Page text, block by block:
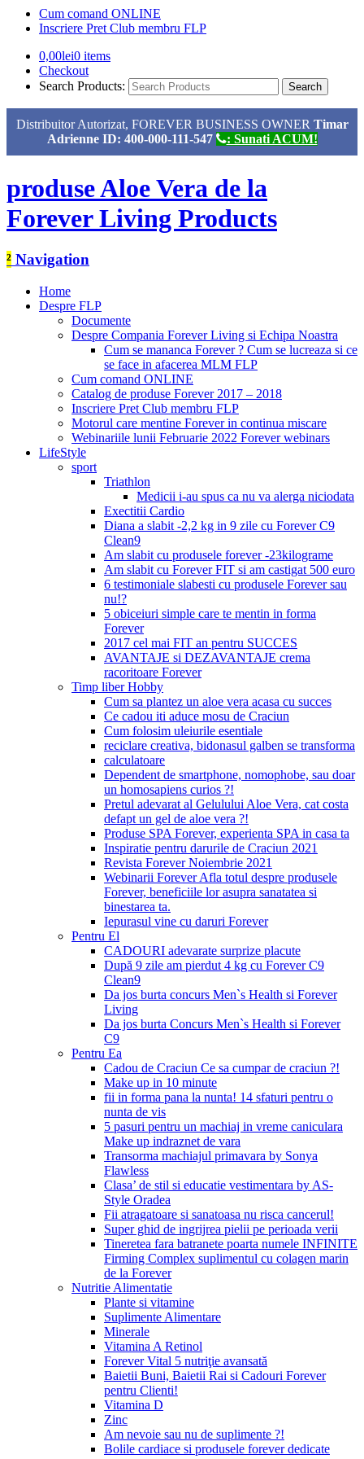
Cum comand ONLINE
Inscriere Pret Club membru FLP
0,00lei0 items
Checkout
Search Products:
Distribuitor Autorizat, FOREVER BUSINESS OWNER Timar
Adrienne ID: 400-000-111-547
: Sunati ACUM!
produse Aloe Vera de la
Forever Living Products
² Navigation
Home
Despre FLP
Documente
Despre Compania Forever Living si Echipa Noastra
Cum se mananca Forever ? Cum se lucreaza si ce
se face in afacerea MLM FLP
Cum comand ONLINE
Catalog de produse Forever 2017 – 2018
Inscriere Pret Club membru FLP
Motorul care mentine Forever in continua miscare
Webinariile lunii Februarie 2022 Forever webinars
LifeStyle
sport
Triathlon
Medicii i-au spus ca nu va alerga niciodata
Exectitii Cardio
Diana a slabit -2,2 kg in 9 zile cu Forever C9
Clean9
Am slabit cu produsele forever -23kilograme
Am slabit cu Forever FIT si am castigat 500 euro
6 testimoniale slabesti cu produsele Forever sau
nu!?
5 obiceiuri simple care te mentin in forma
Forever
2017 cel mai FIT an pentru SUCCES
AVANTAJE si DEZAVANTAJE crema
racoritoare Forever
Timp liber Hobby
Cum sa plantez un aloe vera acasa cu succes
Ce cadou iti aduce mosu de Craciun
Cum folosim uleiurile esentiale
reciclare creativa, bidonasul galben se transforma
calculatoare
Dependent de smartphone, nomophobe, sau doar
un homosapiens curios ?!
Pretul adevarat al Gelulului Aloe Vera, cat costa
defapt un gel de aloe vera ?!
Produse SPA Forever, experienta SPA in casa ta
Inspiratie pentru darurile de Craciun 2021
Revista Forever Noiembrie 2021
Webinarii Forever Afla totul despre produsele
Forever, beneficiile lor asupra sanatatea si
binestarea ta.
Iepurasul vine cu daruri Forever
Pentru El
CADOURI adevarate surprize placute
După 9 zile am pierdut 4 kg cu Forever C9
Clean9
Da jos burta concurs Men`s Health si Forever
Living
Da jos burta Concurs Men`s Health si Forever
C9
Pentru Ea
Cadou de Craciun Ce sa cumpar de craciun ?!
Make up in 10 minute
fii in forma pana la nunta! 14 sfaturi pentru o
nunta de vis
5 pasuri pentru un machiaj in vreme caniculara
Make up indraznet de vara
Transorma machiajul primavara by Sonya
Flawless
Clasa’ de stil si educatie vestimentara by AS-
Style Oradea
Fii atragatoare si sanatoasa nu risca cancerul!
Super ghid de ingrijrea pielii pe perioada verii
Tineretea fara batranete poarta numele INFINITE
Firming Complex suplimentul cu colagen marin
de la Forever
Nutritie Alimentatie
Plante si vitamine
Suplimente Alimentare
Minerale
Vitamina A Retinol
Forever Vital 5 nutriţie avansată
Baietii Buni, Baietii Rai si Cadouri Forever
pentru Clienti!
Vitamina D
Zinc
Am nevoie sau nu de suplimente ?!
Bolile cardiace si produsele forever dedicate